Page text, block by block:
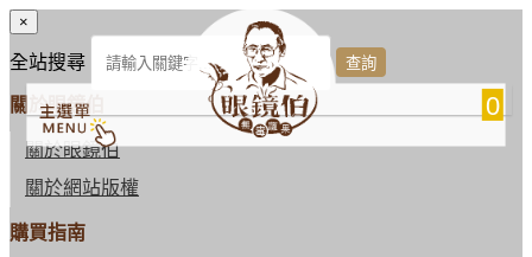
0
×
全站搜尋
關於眼鏡伯
關於眼鏡伯
關於網站版權
購買指南